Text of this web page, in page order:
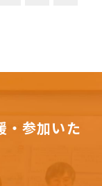
・参加いた